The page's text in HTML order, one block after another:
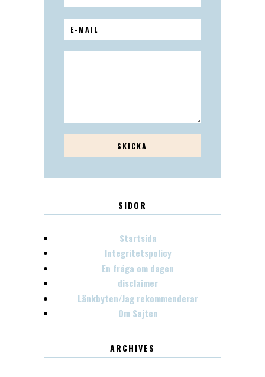
SIDOR
Startsida
Integritetspolicy
En fråga om dagen
disclaimer
Länkbyten/Jag rekommenderar
Om Sajten
ARCHIVES